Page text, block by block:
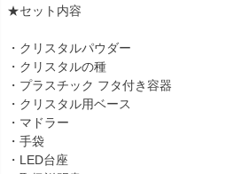
★セット内容
・クリスタルパウダー
・クリスタルの種
・プラスチック フタ付き容器
・クリスタル用ベース
・マドラー
・手袋
・LED台座